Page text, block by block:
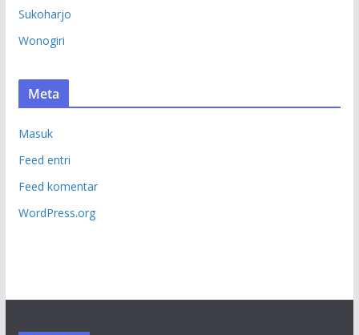
Sukoharjo
Wonogiri
Meta
Masuk
Feed entri
Feed komentar
WordPress.org